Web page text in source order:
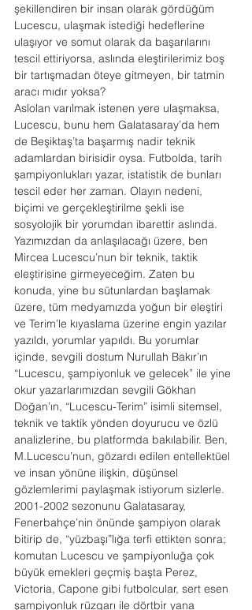
şekillendiren bir insan olarak gördüğüm
Lucescu, ulaşmak istediği hedeflerine
ulaşıyor ve somut olarak da başarılarını
tescil ettiriyorsa, aslında eleştirilerimiz boş
bir tartışmadan öteye gitmeyen, bir tatmin
aracı mıdır yoksa?
Aslolan varılmak istenen yere ulaşmaksa,
Lucescu, bunu hem Galatasaray’da hem
de Beşiktaş’ta başarmış nadir teknik
adamlardan birisidir oysa. Futbolda, tarih
şampiyonlukları yazar, istatistik de bunları
tescil eder her zaman. Olayın nedeni,
biçimi ve gerçekleştirilme şekli ise
sosyolojik bir yorumdan ibarettir aslında.
Yazımızdan da anlaşılacağı üzere, ben
Mircea Lucescu’nun bir teknik, taktik
eleştirisine girmeyeceğim. Zaten bu
konuda, yine bu sütunlardan başlamak
üzere, tüm medyamızda yoğun bir eleştiri
ve Terim’le kıyaslama üzerine engin yazılar
yazıldı, yorumlar yapıldı. Bu yorumlar
içinde, sevgili dostum Nurullah Bakır’ın
“Lucescu, şampiyonluk ve gelecek” ile yine
okur yazarlarımızdan sevgili Gökhan
Doğan’ın, “Lucescu-Terim” isimli sitemsel,
teknik ve taktik yönden doyurucu ve özlü
analizlerine, bu platformda bakılabilir. Ben,
M.Lucescu’nun, gözardı edilen entellektüel
ve insan yönüne ilişkin, düşünsel
gözlemlerimi paylaşmak istiyorum sizlerle.
2001-2002 sezonunu Galatasaray,
Fenerbahçe’nin önünde şampiyon olarak
bitirip de, “yüzbaşı”lığa terfi ettikten sonra;
komutan Lucescu ve şampiyonluğa çok
büyük emekleri geçmiş başta Perez,
Victoria, Capone gibi futbolcular, sert esen
şampiyonluk rüzgarı ile dörtbir yana